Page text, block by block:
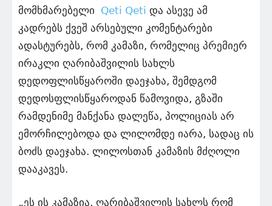
მომხმარებელი Qeti Qeti და ასევე ამ
კადრებს ქვეშ არსებული კომენტარები
ადასტურებს, რომ კამაზი, რომელიც პრემიერ
ირაკლი ღარიბაშვილის სახლს
დედოფლისწყაროში დაეჯახა, შემდგომ
დედოსფლისწყაროდან წამოვიდა, გზაში
რამდენიმე მანქანა დალეწა, პოლიციას არ
ემორჩილებოდა და ლილომდე იარა, სადაც ის
ბოძს დაეჯახა. ლილოსთან კამაზის მძღოლი
დააკავეს.
„ეს ის კამაზია, ღარიბაშვილის სახლს რომ